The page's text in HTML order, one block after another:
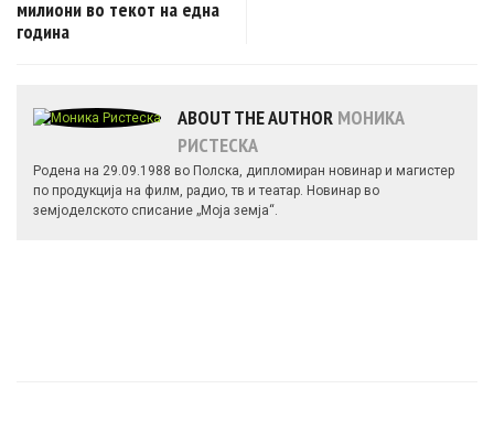
милиони во текот на една
година
ABOUT THE AUTHOR МОНИКА
РИСТЕСКА
Родена на 29.09.1988 во Полска, дипломиран новинар и магистер
по продукција на филм, радио, тв и театар. Новинар во
земјоделското списание „Моја земја“.